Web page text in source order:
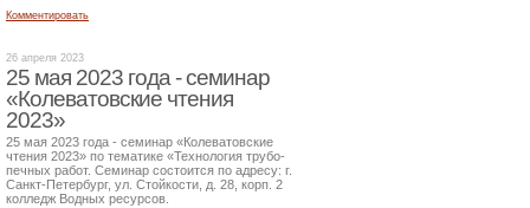
Комментировать
26 апреля 2023
25 мая 2023 года - семинар
«Колеватовские чтения
2023»
25 мая 2023 года - семинар «Колеватовские
чтения 2023» по тематике «Технология трубо-
печных работ. Семинар состоится по адресу: г.
Санкт-Петербург, ул. Стойкости, д. 28, корп. 2
колледж Водных ресурсов.